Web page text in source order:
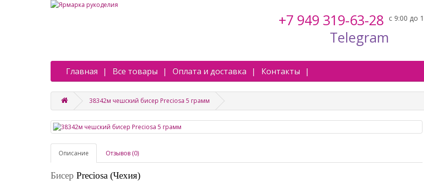
+7 949 319-63-28
Telegram
Главная Все товары Оплата и доставка Контакты
38342м чешский бисер Preciosa 5 грамм
Описание Отзывов (0)
Бисер Preciosa (Чехия)